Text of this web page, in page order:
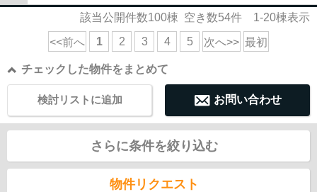
該当公開件数100棟 空き数54件 1-20棟表示
<<前へ 1 2 3 4 5 次へ>> 最初
チェックした物件をまとめて
お問い合わせ
検討リストに追加
さらに条件を絞り込む
物件リクエスト